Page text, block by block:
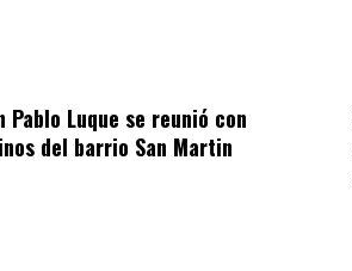
Pablo Luque se reunió con
del barrio San Martin